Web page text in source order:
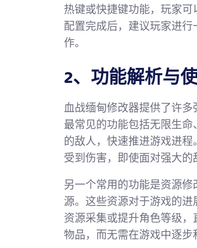
热键或快捷键功能，玩家可
配置完成后，建议玩家进
作。
2、功能解析与
血战缅甸修改器提供了许多
最常见的功能包括无限生
的敌人，快速推进游戏进
受到伤害，即使面对强大的
另一个常用的功能是资源
源。这些资源对于游戏的
资源采集或提升角色等级
物品，而无需在游戏中逐步